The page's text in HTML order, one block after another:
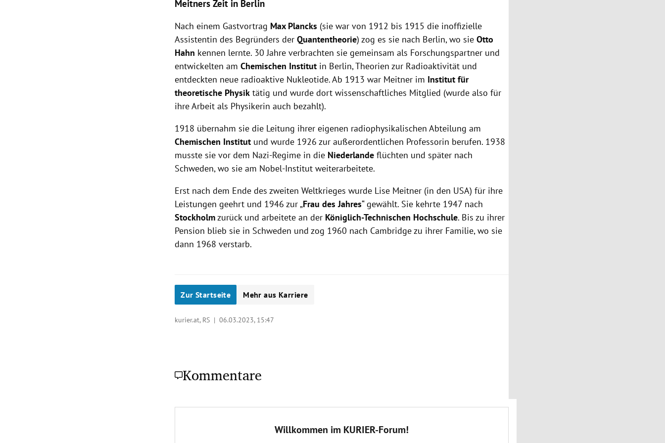
Meitners Zeit in Berlin
Nach einem Gastvortrag Max Plancks (sie war von 1912 bis 1915 die inoffizielle
Assistentindes Begründers derQuantentheorie)zog es sie nach Berlin, wo sieOtto
Hahn kennen lernte. 30 Jahre verbrachten sie gemeinsam als Forschungspartner und
entwickelten amChemischen Institut in Berlin, Theorien zur Radioaktivität und
entdeckten neue radioaktive Nukleotide. Ab 1913 war Meitner im Institut für
theoretische Physik tätig und wurde dort wissenschaftliches Mitglied (wurde also für
ihre Arbeit als Physikerin auch bezahlt).
1918 übernahm sie die Leitung ihrer eigenen radiophysikalischen Abteilung am
Chemischen Institut und wurde 1926 zur außerordentlichen Professorin berufen. 1938
musste sie vor dem Nazi-Regime in die Niederlande flüchten und später nach
Schweden, wo sie am Nobel-Institut weiterarbeitete.
Erst nach dem Ende des zweiten Weltkrieges wurde Lise Meitner (in den USA) für ihre
Leistungen geehrt und 1946 zur „Frau des Jahres“ gewählt. Sie kehrte 1947 nach
Stockholmzurück und arbeitete an der Königlich-Technischen Hochschule. Bis zu ihrer
Pension blieb sie in Schweden und zog 1960 nach Cambridge zu ihrer Familie, wo sie
dann 1968 verstarb.
Zur Startseite Mehr aus Karriere
kurier.at, RS |06.03.2023, 15:47
Kommentare